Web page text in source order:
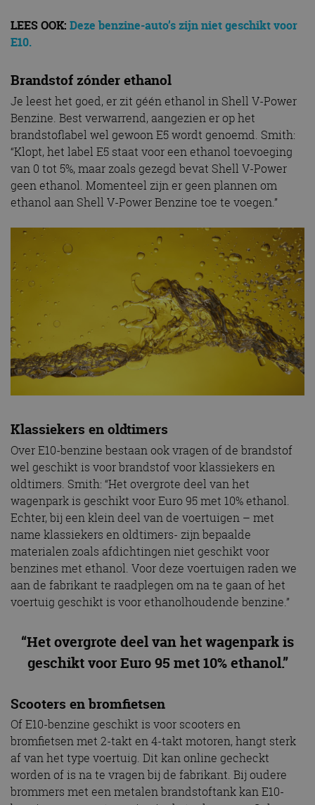
LEES OOK: Deze benzine-auto’s zijn niet geschikt voor
E10.
Brandstof zónder ethanol
Je leest het goed, er zit géén ethanol in Shell V-Power
Benzine. Best verwarrend, aangezien er op het
brandstoflabel wel gewoon E5 wordt genoemd. Smith:
“Klopt, het label E5 staat voor een ethanol toevoeging
van 0 tot 5%, maar zoals gezegd bevat Shell V-Power
geen ethanol. Momenteel zijn er geen plannen om
ethanol aan Shell V-Power Benzine toe te voegen.”
Klassiekers en oldtimers
Over E10-benzine bestaan ook vragen of de brandstof
wel geschikt is voor brandstof voor klassiekers en
oldtimers. Smith: “Het overgrote deel van het
wagenpark is geschikt voor Euro 95 met 10% ethanol.
Echter, bij een klein deel van de voertuigen – met
name klassiekers en oldtimers- zijn bepaalde
materialen zoals afdichtingen niet geschikt voor
benzines met ethanol. Voor deze voertuigen raden we
aan de fabrikant te raadplegen om na te gaan of het
voertuig geschikt is voor ethanolhoudende benzine.”
“Het overgrote deel van het wagenpark is
geschikt voor Euro 95 met 10% ethanol.”
Scooters en bromfietsen
Of E10-benzine geschikt is voor scooters en
bromfietsen met 2-takt en 4-takt motoren, hangt sterk
af van het type voertuig. Dit kan online gecheckt
worden of is na te vragen bij de fabrikant. Bij oudere
brommers met een metalen brandstoftank kan E10-